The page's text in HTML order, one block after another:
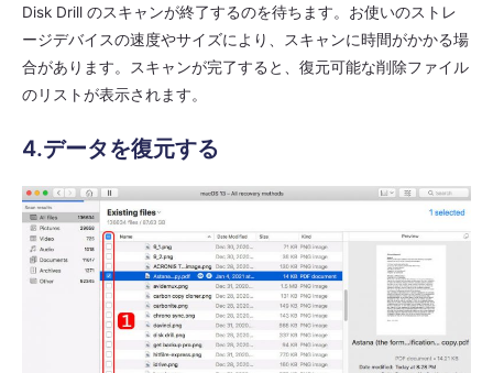
Disk Drill のスキャンが終了するのを待ちます。お使いのストレ
ージデバイスの速度やサイズにより、スキャンに時間がかかる場
合があります。スキャンが完了すると、復元可能な削除ファイル
のリストが表示されます。
4.データを復元する